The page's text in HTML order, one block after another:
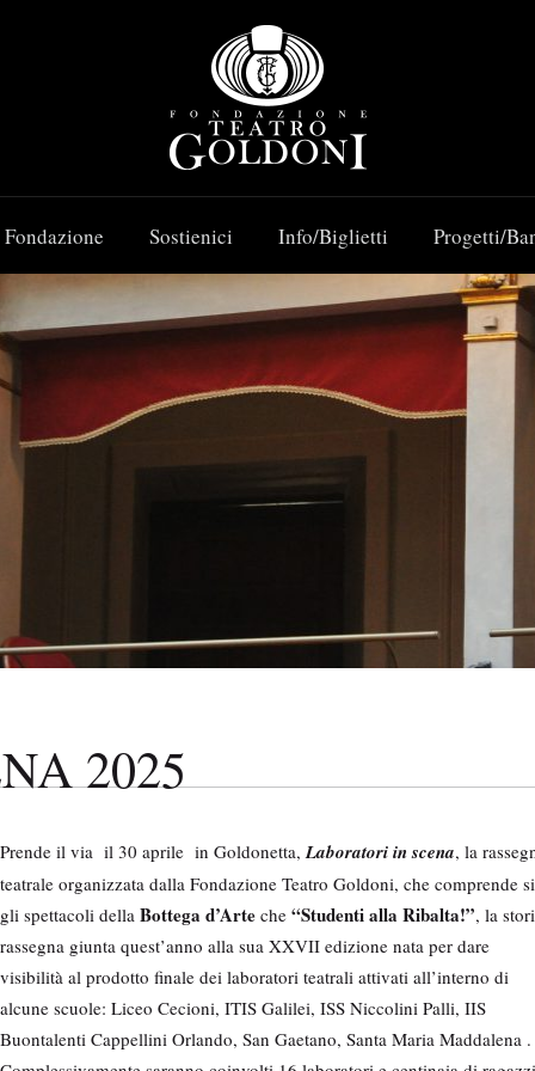
Sostienici Info/Biglietti Progetti/
2025
Prende il via il 30 aprile in Goldonetta, Laboratori in scena, la
teatrale organizzata dalla Fondazione Teatro Goldoni, che comprende
gli spettacoli della Bottega d’Arte che “Studenti alla Ribalta!”, la
rassegna giunta quest’anno alla sua XXVII edizione nata per dare
visibilità al prodotto finale dei laboratori teatrali attivati all’interno di
alcune scuole: Liceo Cecioni, ITIS Galilei, ISS Niccolini Palli, IIS
Buontalenti Cappellini Orlando, San Gaetano, Santa Maria Maddalena .